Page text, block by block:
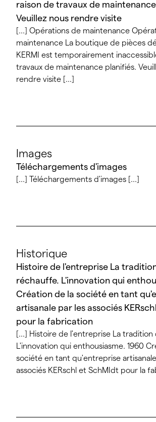
raison de travaux de
Veuillez nous rendre visite
[...] Opérations de maintenance
maintenance La boutique de pièces
KERMI est temporairement
travaux de maintenance planifiés.
rendre visite [...]
Images
Téléchargements d'images
[...] Téléchargements d'images [...]
Historique
Histoire de l'entreprise La
réchauffe. L'innovation qui
Création de la société en tant
artisanale par les associés
pour la fabrication
[...] Histoire de l'entreprise La
L'innovation qui enthousiasme. 1960
société en tant qu'entreprise
associés KERschl et SchMIdt pour la